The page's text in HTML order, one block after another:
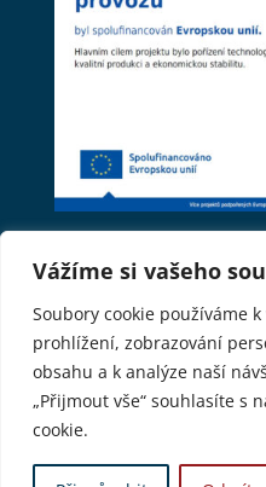
Vážíme si vašeho
Soubory cookie používáme
prohlížení, zobrazování
obsahu a k analýze naší
„Přijmout vše“ souhlasíte s
cookie.
vyhrazena.
Sledujte nás